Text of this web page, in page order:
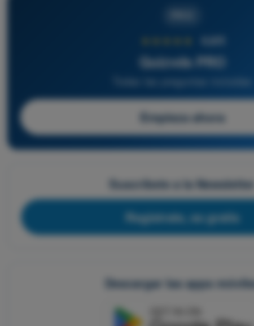
4,6/5
Quizvds PRO
Empieza ahora
Suscríbete a la Newsletter
Regístrate, es gratis
Descargar las apps